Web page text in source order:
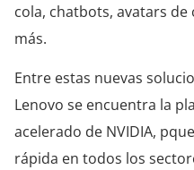
cola, chatbots, avatars de
más.
Entre estas nuevas
Lenovo se encuentra la
acelerado de NVIDIA,
rápida en todos los